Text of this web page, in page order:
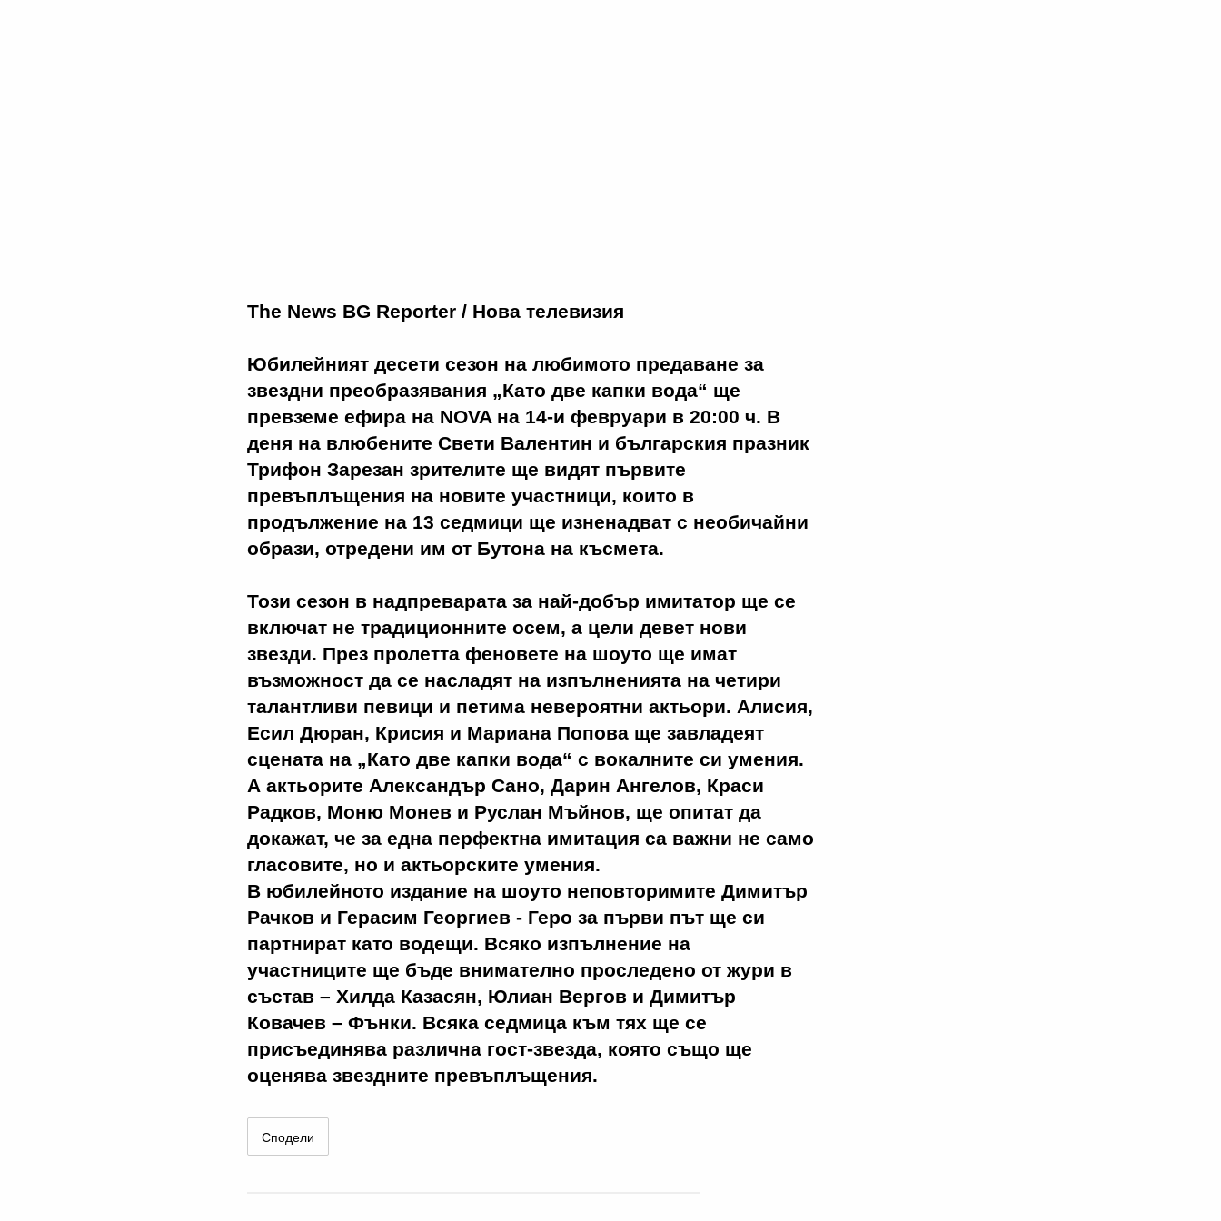
The News BG Reporter / Нова телевизия
Юбилейният десети сезон на любимото предаване за
звездни преобразявания „Като две капки вода“ ще
превземе ефира на NOVA на 14-и февруари в 20:00 ч. В
деня на влюбените Свети Валентин и българския празник
Трифон Зарезан зрителите ще видят първите
превъплъщения на новите участници, които в
продължение на 13 седмици ще изненадват с необичайни
образи, отредени им от Бутона на късмета.
Този сезон в надпреварата за най-добър имитатор ще се
включат не традиционните осем, а цели девет нови
звезди. През пролетта феновете на шоуто ще имат
възможност да се насладят на изпълненията на четири
талантливи певици и петима невероятни актьори. Алисия,
Есил Дюран, Крисия и Мариана Попова ще завладеят
сцената на „Като две капки вода“ с вокалните си умения.
А актьорите Александър Сано, Дарин Ангелов, Краси
Радков, Моню Монев и Руслан Мъйнов, ще опитат да
докажат, че за една перфектна имитация са важни не само
гласовите, но и актьорските умения.
В юбилейното издание на шоуто неповторимите Димитър
Рачков и Герасим Георгиев - Геро за първи път ще си
партнират като водещи. Всяко изпълнение на
участниците ще бъде внимателно проследено от жури в
състав – Хилда Казасян, Юлиан Вергов и Димитър
Ковачев – Фънки. Всяка седмица към тях ще се
присъединява различна гост-звезда, която също ще
оценява звездните превъплъщения.
Сподели